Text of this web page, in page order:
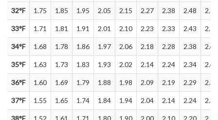
32°F 1.75 1.85 1.95 2.05 2.15 2.27 2.38 2.48 2.59
33°F 1.71 1.81 1.91 2.01 2.10 2.23 2.33 2.43 2.53
34°F 1.68 1.78 1.86 1.97 2.06 2.18 2.28 2.38 2.48
35°F 1.63 1.73 1.83 1.93 2.02 2.14 2.24 2.34 2.43
36°F 1.60 1.69 1.79 1.88 1.98 2.09 2.19 2.29 2.38
37°F 1.55 1.65 1.74 1.84 1.94 2.04 2.14 2.24 2.33
38°F 1.52 1.61 1.71 1.80 1.90 2.00 2.10 2.20 2.29